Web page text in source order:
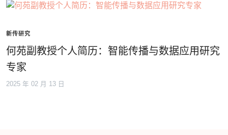
新传研究
何苑副教授个人简历：智能传播与数据应用研究
专家
2025 年 02 月 13 日